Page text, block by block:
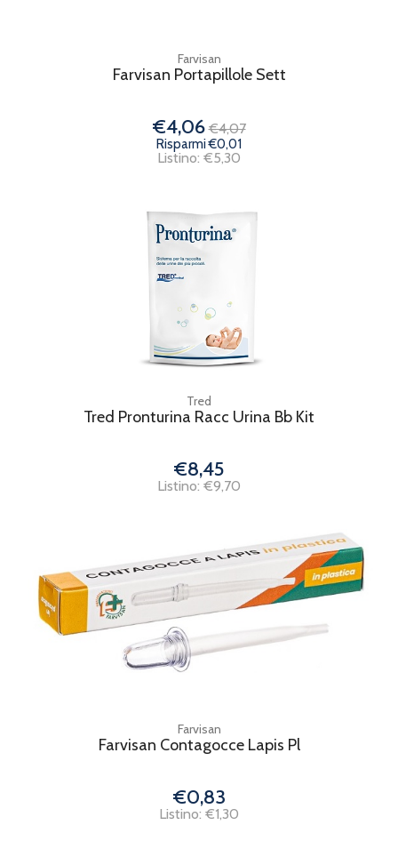
Farvisan
Farvisan Portapillole Sett
€4,06 €4,07
Risparmi €0,01
Listino: €5,30
Tred
Tred Pronturina Racc Urina Bb Kit
€8,45
Listino: €9,70
Farvisan
Farvisan Contagocce Lapis Pl
€0,83
Listino: €1,30